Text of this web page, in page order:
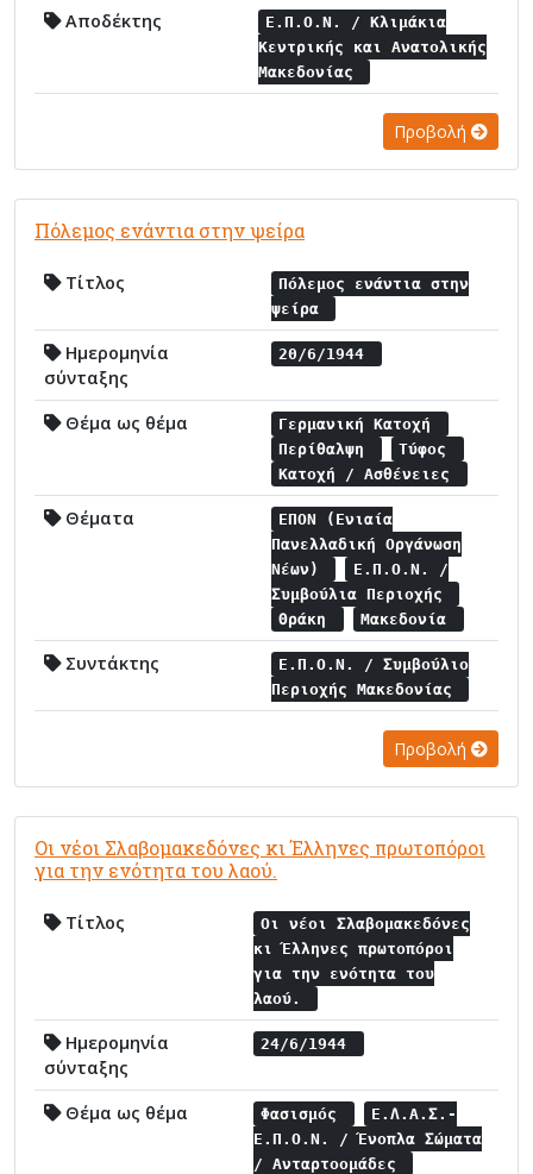
Αποδέκτης
Ε.Π.Ο.Ν. / Κλιμάκια
Κεντρικής και Ανατολικής
Μακεδονίας
Προβολή
Πόλεμος ενάντια στην ψείρα
Τίτλος
Πόλεμος ενάντια στην
ψείρα
Ημερομηνία
σύνταξης
20/6/1944
Θέμα ως θέμα
Γερμανική Κατοχή
Περίθαλψη
Τύφος
Κατοχή / Ασθένειες
Θέματα
ΕΠΟΝ (Ενιαία
Πανελλαδική Οργάνωση
Νέων)
Ε.Π.Ο.Ν. /
Συμβούλια Περιοχής
Θράκη
Μακεδονία
Συντάκτης
Ε.Π.Ο.Ν. / Συμβούλιο
Περιοχής Μακεδονίας
Προβολή
Οι νέοι Σλαβομακεδόνες κι Έλληνες πρωτοπόροι
για την ενότητα του λαού.
Τίτλος
Οι νέοι Σλαβομακεδόνες
κι Έλληνες πρωτοπόροι
για την ενότητα του
λαού.
Ημερομηνία
σύνταξης
24/6/1944
Θέμα ως θέμα Φασισμός
Ε.Λ.Α.Σ.-
Ε.Π.Ο.Ν. / Ένοπλα Σώματα
/ Ανταρτοομάδες